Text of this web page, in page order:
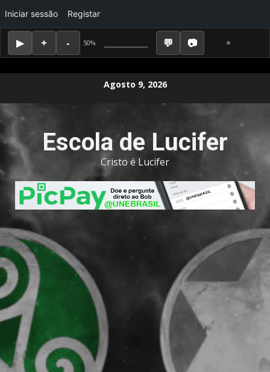
50%
Iniciar sessão Registar
Agosto 9, 2026
Escola de Lucifer
Cristo é Lucifer